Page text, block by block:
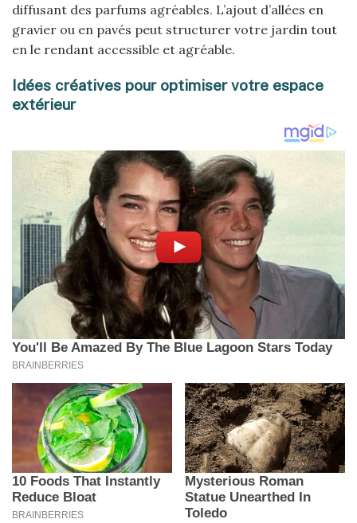
diffusant des parfums agréables. L’ajout d’allées en
gravier ou en pavés peut structurer votre jardin tout
en le rendant accessible et agréable.
Idées créatives pour optimiser votre espace
extérieur